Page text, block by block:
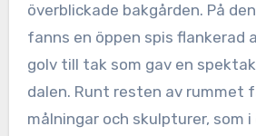
överblickade bakgården. På
fanns en öppen spis flankerad
golv till tak som gav en
dalen. Runt resten av rummet
målningar och skulpturer, som